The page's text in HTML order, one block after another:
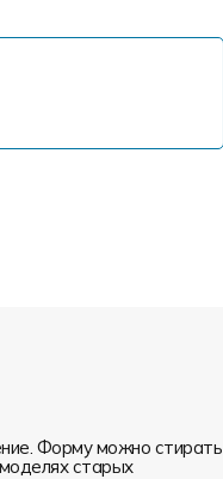
Форму можно стирать
старых